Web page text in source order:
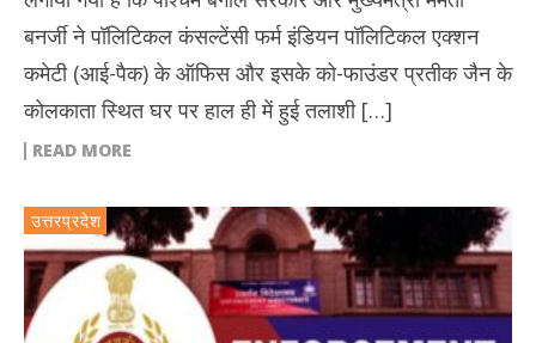
बनर्जी ने पॉलिटिकल कंसल्टेंसी फर्म इंडियन पॉलिटिकल एक्शन
कमेटी (आई-पैक) के ऑफिस और इसके को-फाउंडर प्रतीक जैन के
कोलकाता स्थित घर पर हाल ही में हुई तलाशी […]
READ MORE
उत्तरप्रदेश